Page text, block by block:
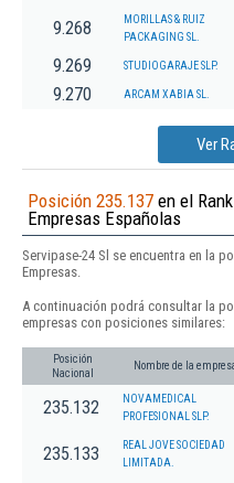
9.268
MORILLAS & RUIZ
PACKAGING SL.
9.269 STUDIOGARAJE SLP.
9.270 ARCAM XABIA SL.
Ver
Posición 235.137 en el
Empresas Españolas
Servipase-24 Sl se encuentra en la
Empresas.
A continuación podrá consultar la
empresas con posiciones similares:
Posición
Nacional
Nombre de la
235.132
NOVAMEDICAL
PROFESIONAL SLP.
235.133
REAL JOVE SOCIEDAD
LIMITADA.